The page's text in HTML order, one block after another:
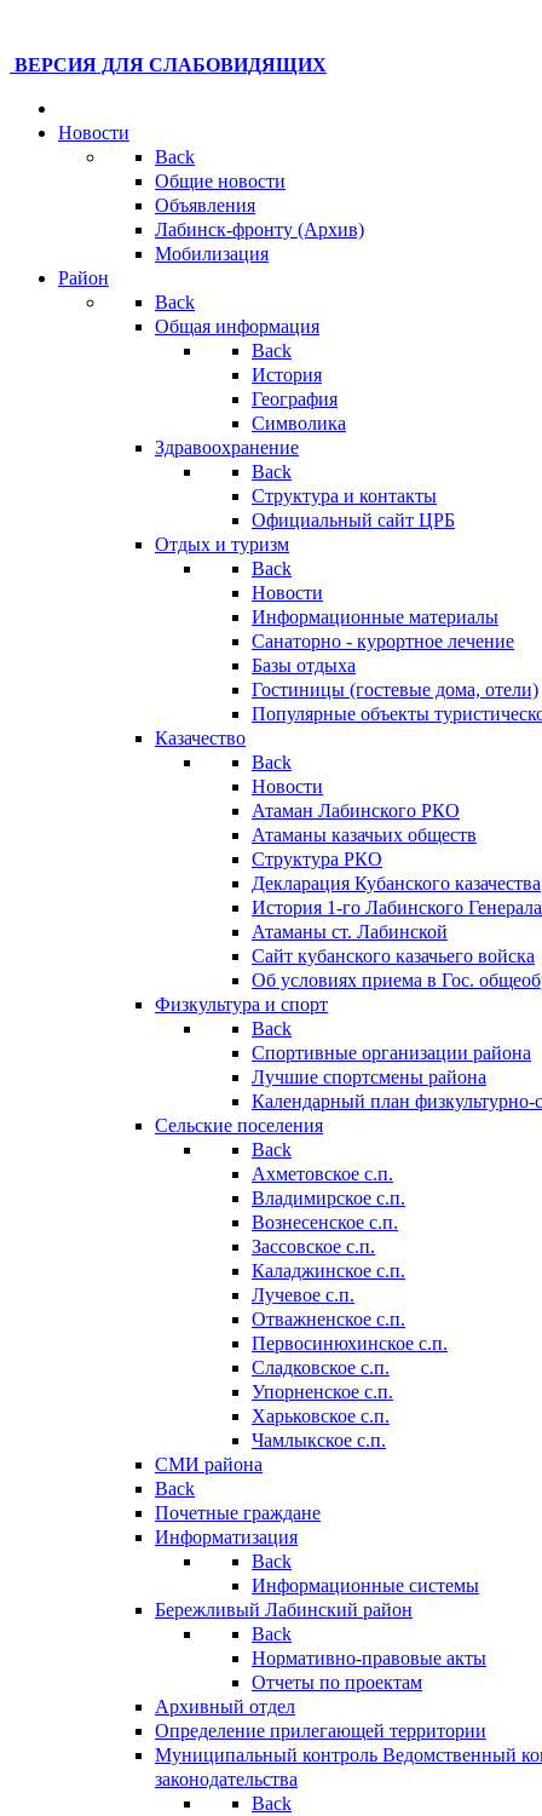
ВЕРСИЯ ДЛЯ СЛАБОВИДЯЩИХ
Новости
Back
Общие новости
Объявления
Лабинск-фронту (Архив)
Мобилизация
Район
Back
Общая информация
Back
История
География
Символика
Здравоохранение
Back
Структура и контакты
Официальный сайт ЦРБ
Отдых и туризм
Back
Новости
Информационные материалы
Санаторно - курортное лечение
Базы отдыха
Гостиницы (гостевые дома, отели)
Популярные объекты
Казачество
Back
Новости
Атаман Лабинского РКО
Атаманы казачьих обществ
Структура РКО
Декларация Кубанского казачества
История 1-го Лабинского
Атаманы ст. Лабинской
Cайт кубанского казачьего войска
Об условиях приема в Гос.
Физкультура и спорт
Back
Спортивные организации района
Лучшие спортсмены района
Календарный план
Сельские поселения
Back
Ахметовское с.п.
Владимирское с.п.
Вознесенское с.п.
Зассовское с.п.
Каладжинское с.п.
Лучевое с.п.
Отважненское с.п.
Первосинюхинское с.п.
Сладковское с.п.
Упорненское с.п.
Харьковское с.п.
Чамлыкское с.п.
СМИ района
Back
Почетные граждане
Информатизация
Back
Информационные системы
Бережливый Лабинский район
Back
Нормативно-правовые акты
Отчеты по проектам
Архивный отдел
Определение прилегающей территории
Муниципальный контроль Ведомственный
законодательства
Back